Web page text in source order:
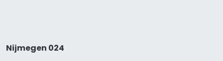
Nijmegen 024